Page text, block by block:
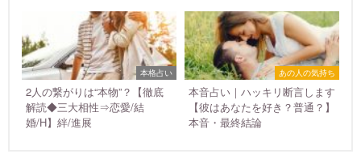
本格占い
2人の繋がりは“本物”？【徹底
解読◆三大相性⇒恋愛/結
婚/H】絆/進展
あの人の気持ち
本音占い｜ハッキリ断言します
【彼はあなたを好き？普通？】
本音・最終結論